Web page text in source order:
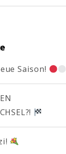
Saison!